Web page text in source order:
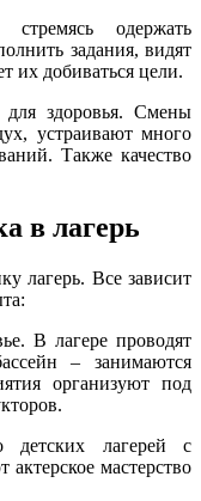
стремясь одержать
задания, видят
их добиваться цели.
здоровья. Смены
устраивают много
Также качество
в лагерь
лагерь. Все зависит
В лагере проводят
– занимаются
организуют под
детских лагерей с
мастерство